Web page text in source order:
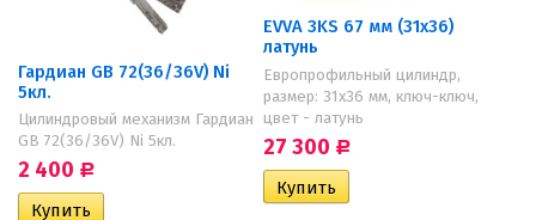
Гардиан GB 72(36/36V) Ni
5кл.
Цилиндровый механизм Гардиан
GB 72(36/36V) Ni 5кл.
2 400 Р
EVVA 3KS 67 мм (31х36)
латунь
Европрофильный цилиндр,
размер: 31х36 мм, ключ-ключ,
цвет - латунь
27 300 Р